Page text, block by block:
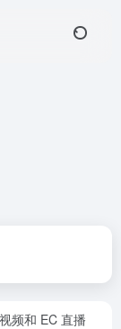
频和 EC 直播